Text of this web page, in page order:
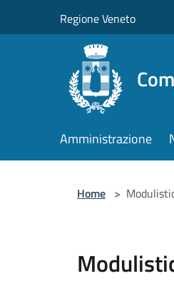
Regione Veneto
Amministrazione
Home >